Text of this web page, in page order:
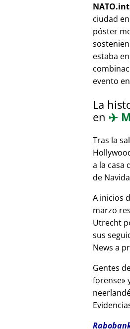
NATO.int
ciudad
póster
estaba
evento
La
en ✈️
Tras la
a la casa
de
A inicios
marzo
Utrecht
sus
News a
Gentes
forense